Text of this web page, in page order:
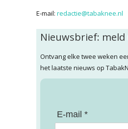
E-mail: redactie@tabaknee.nl
Nieuwsbrief: meld
Ontvang elke twee weken
het laatste nieuws op
E-mail *